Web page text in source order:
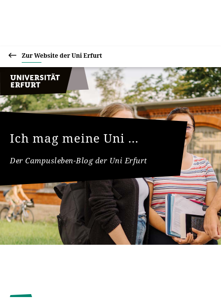
Zur Website der Uni Erfurt
Ich mag meine Uni ...
Der Campusleben-Blog der Uni Erfurt